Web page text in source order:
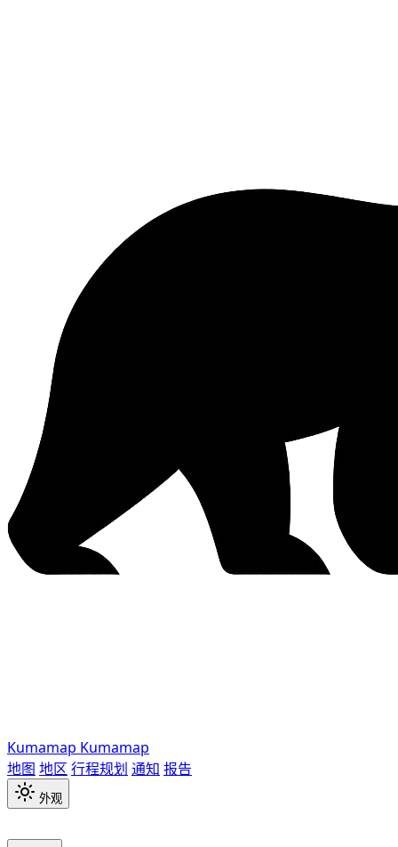
Kumamap Kumamap
地图 地区 行程规划 通知 报告
外观